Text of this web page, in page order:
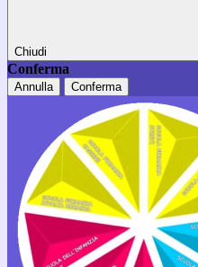
Chiudi
Conferma
Annulla Conferma